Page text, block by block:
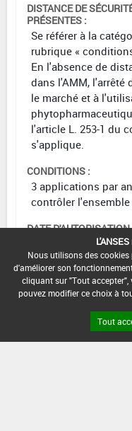
DISTANCE DE
PRÉSENTES :
Se référer à la
rubrique «
En l'absence de
dans l'AMM, l'arrêté
le marché et à
l'article L. 253-1 du
s'applique.
CONDITIONS :
3 applications par
contrôler l'ensemble
DATE D'AUTORISATION
de la grappe
DOSE
Nous utilisons des
d'améliorer son
cliquant sur "Tout
pouvez modifier ce choix à
Tout